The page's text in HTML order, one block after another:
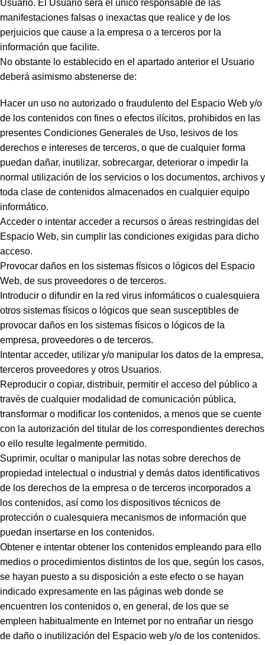
Usuario. El Usuario será el único responsable de las
manifestaciones falsas o inexactas que realice y de los
perjuicios que cause a la empresa o a terceros por la
información que facilite.
No obstante lo establecido en el apartado anterior el Usuario
deberá asimismo abstenerse de:
Hacer un uso no autorizado o fraudulento del Espacio Web y/o
de los contenidos con fines o efectos ilícitos, prohibidos en las
presentes Condiciones Generales de Uso, lesivos de los
derechos e intereses de terceros, o que de cualquier forma
puedan dañar, inutilizar, sobrecargar, deteriorar o impedir la
normal utilización de los servicios o los documentos, archivos y
toda clase de contenidos almacenados en cualquier equipo
informático.
Acceder o intentar acceder a recursos o áreas restringidas del
Espacio Web, sin cumplir las condiciones exigidas para dicho
acceso.
Provocar daños en los sistemas físicos o lógicos del Espacio
Web, de sus proveedores o de terceros.
Introducir o difundir en la red virus informáticos o cualesquiera
otros sistemas físicos o lógicos que sean susceptibles de
provocar daños en los sistemas físicos o lógicos de la
empresa, proveedores o de terceros.
Intentar acceder, utilizar y/o manipular los datos de la empresa,
terceros proveedores y otros Usuarios.
Reproducir o copiar, distribuir, permitir el acceso del público a
través de cualquier modalidad de comunicación pública,
transformar o modificar los contenidos, a menos que se cuente
con la autorización del titular de los correspondientes derechos
o ello resulte legalmente permitido.
Suprimir, ocultar o manipular las notas sobre derechos de
propiedad intelectual o industrial y demás datos identificativos
de los derechos de la empresa o de terceros incorporados a
los contenidos, así como los dispositivos técnicos de
protección o cualesquiera mecanismos de información que
puedan insertarse en los contenidos.
Obtener e intentar obtener los contenidos empleando para ello
medios o procedimientos distintos de los que, según los casos,
se hayan puesto a su disposición a este efecto o se hayan
indicado expresamente en las páginas web donde se
encuentren los contenidos o, en general, de los que se
empleen habitualmente en Internet por no entrañar un riesgo
de daño o inutilización del Espacio web y/o de los contenidos.